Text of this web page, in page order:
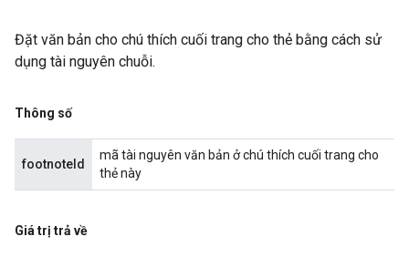
Đặt văn bản cho chú thích cuối trang cho thẻ bằng cách sử
dụng tài nguyên chuỗi.
Thông số
footnoteId
mã tài nguyên văn bản ở chú thích cuối trang cho
thẻ này
Giá trị trả về